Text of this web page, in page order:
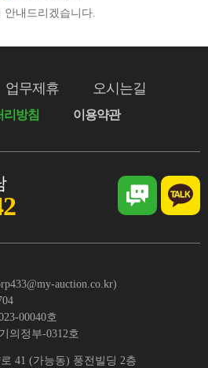
안내드리겠습니다.
업무제휴 오시는길
리방침 이용약관
auction.co.kr)
00040호
의정부-0312호
41 (가능동) 풍전빌딩 2층